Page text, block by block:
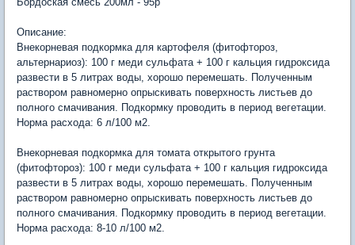
Описание:
Внекорневая подкормка для картофеля (фитофтороз,
альтернариоз): 100 г меди сульфата + 100 г кальция гидроксида
развести в 5 литрах воды, хорошо перемешать. Полученным
раствором равномерно опрыскивать поверхность листьев до
полного смачивания. Подкормку проводить в период вегетации.
Норма расхода: 6 л/100 м2.
Внекорневая подкормка для томата открытого грунта
(фитофтороз): 100 г меди сульфата + 100 г кальция гидроксида
развести в 5 литрах воды, хорошо перемешать. Полученным
раствором равномерно опрыскивать поверхность листьев до
полного смачивания. Подкормку проводить в период вегетации.
Норма расхода: 8-10 л/100 м2.